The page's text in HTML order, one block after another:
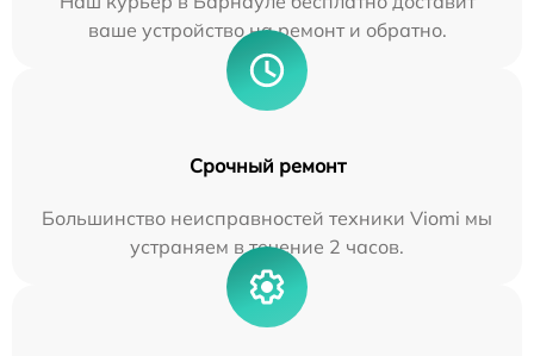
ваше устройство на ремонт и обратно.
Срочный ремонт
Большинство неисправностей техники Viomi мы
устраняем в течение 2 часов.